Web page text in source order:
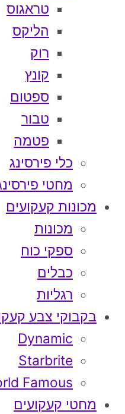
טראגוס
הליקס
רוק
קונץ
ספטום
טבור
פטמה
כלי פירסינג
מחטי
מכונות קעקועים
מכונות
ספקי כוח
כבלים
רגליות
בקבוקי צבע
Dynamic
Starbrite
Famous
מחטי קעקועים